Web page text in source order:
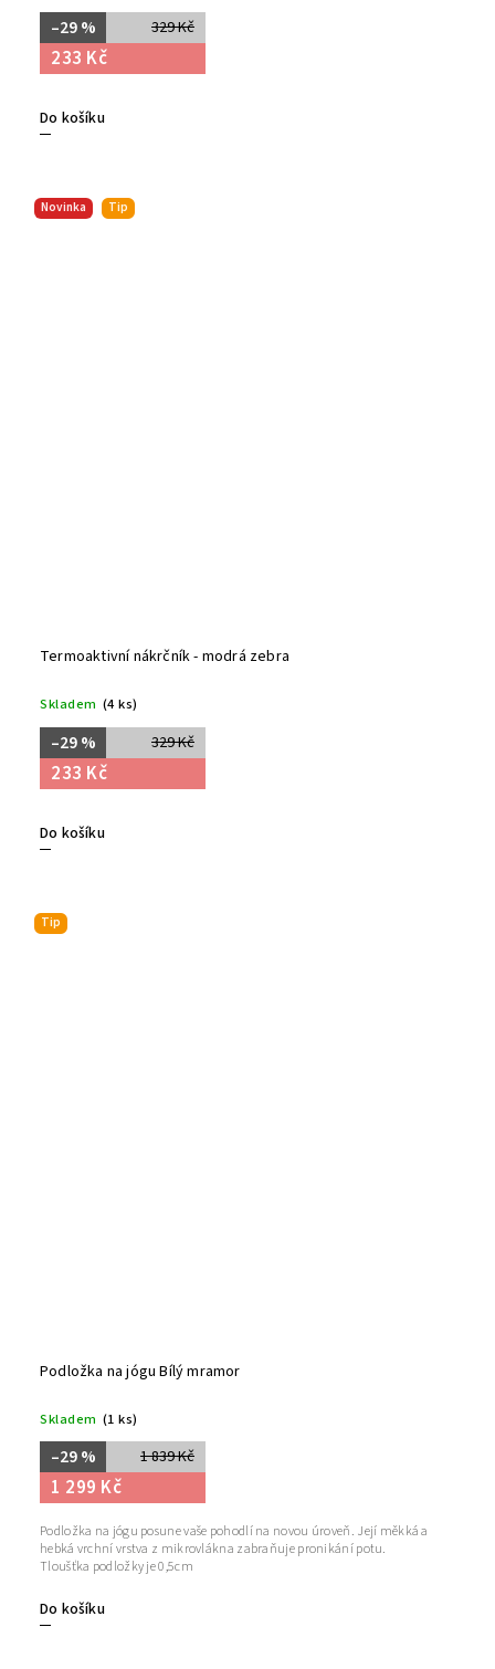
329 Kč
–29 %
233 Kč
Do košíku
Novinka Tip
Termoaktivní nákrčník - modrá zebra
Skladem (4 ks)
329 Kč
–29 %
233 Kč
Do košíku
Tip
Podložka na jógu Bílý mramor
Skladem (1 ks)
1 839 Kč
–29 %
1 299 Kč
Do košíku
Podložka na jógu posune vaše pohodlí na novou úroveň. Její měkká a
hebká vrchní vrstva z mikrovlákna zabraňuje pronikání potu.
Tloušťka podložky je 0,5cm